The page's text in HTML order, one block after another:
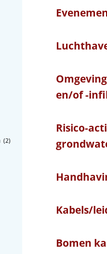
en/of -
Risico-
Kabels/
Bomen
(2)